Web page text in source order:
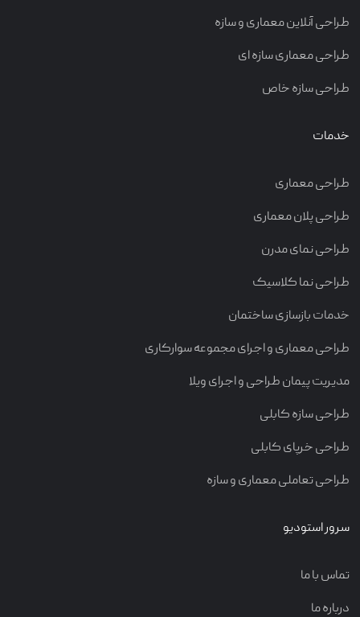
طراحی آنلاین معماری و سازه
طراحی معماری سازه ای
طراحی سازه خاص
خدمات
طراحی معماری
طراحی پلان معماری
طراحی نمای مدرن
طراحی نما کلاسیک
خدمات بازسازی ساختمان
طراحی معماری و اجرای مجموعه سوارکاری
مدیریت پیمان طراحی و اجرای ویلا
طراحی سازه کابلی
طراحی خرپای کابلی
طراحی تعاملی معماری و سازه
سرور استودیو
تماس با ما
درباره ما